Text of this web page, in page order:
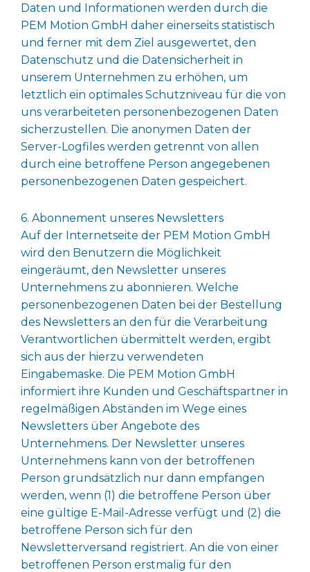
Daten und Informationen werden durch die
PEM Motion GmbH daher einerseits statistisch
und ferner mit dem Ziel ausgewertet, den
Datenschutz und die Datensicherheit in
unserem Unternehmen zu erhöhen, um
letztlich ein optimales Schutzniveau für die von
uns verarbeiteten personenbezogenen Daten
sicherzustellen. Die anonymen Daten der
Server-Logfiles werden getrennt von allen
durch eine betroffene Person angegebenen
personenbezogenen Daten gespeichert.
6. Abonnement unseres Newsletters
Auf der Internetseite der PEM Motion GmbH
wird den Benutzern die Möglichkeit
eingeräumt, den Newsletter unseres
Unternehmens zu abonnieren. Welche
personenbezogenen Daten bei der Bestellung
des Newsletters an den für die Verarbeitung
Verantwortlichen übermittelt werden, ergibt
sich aus der hierzu verwendeten
Eingabemaske. Die PEM Motion GmbH
informiert ihre Kunden und Geschäftspartner in
regelmäßigen Abständen im Wege eines
Newsletters über Angebote des
Unternehmens. Der Newsletter unseres
Unternehmens kann von der betroffenen
Person grundsätzlich nur dann empfangen
werden, wenn (1) die betroffene Person über
eine gültige E-Mail-Adresse verfügt und (2) die
betroffene Person sich für den
Newsletterversand registriert. An die von einer
betroffenen Person erstmalig für den